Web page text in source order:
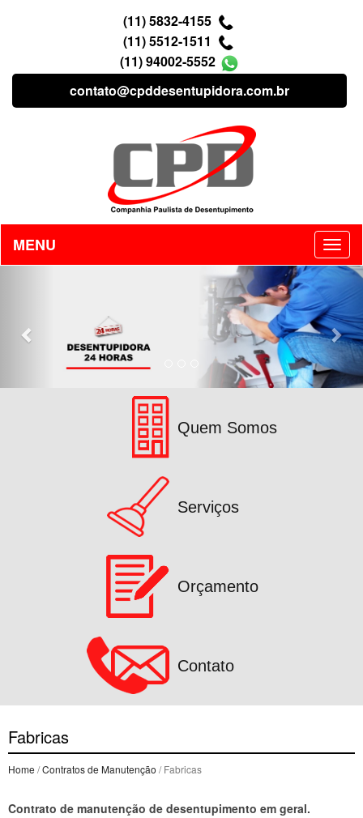
(11) 5832-4155
(11) 5512-1511
(11) 94002-5552
contato@cpddesentupidora.com.br
MENU
Quem Somos
Serviços
Orçamento
Contato
Fabricas
Home /Contratos de Manutenção / Fabricas
Contrato de manutenção de desentupimento em geral.